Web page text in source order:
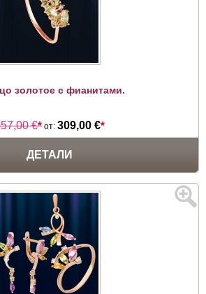
золотое с фианитами.
€* от: 309,00 €*
ДЕТАЛИ